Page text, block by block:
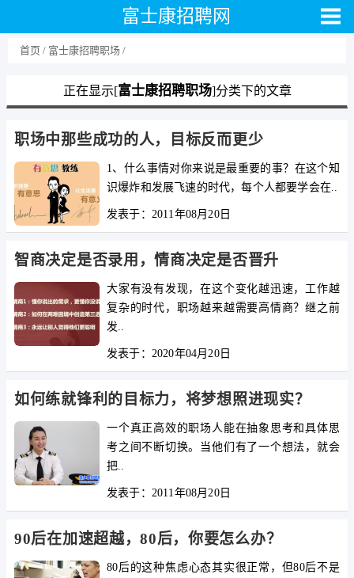
富士康招聘网
首页 富士康招聘职场
正在显示[富士康招聘职场]分类下的文章
职场中那些成功的人，目标反而更少
1、什么事情对你来说是最重要的事？在这个知
识爆炸和发展飞速的时代，每个人都要学会在..
发表于：2011年08月20日
智商决定是否录用，情商决定是否晋升
大家有没有发现，在这个变化越迅速，工作越
复杂的时代，职场越来越需要高情商？继之前
发..
发表于：2020年04月20日
如何练就锋利的目标力，将梦想照进现实？
一个真正高效的职场人能在抽象思考和具体思
考之间不断切换。当他们有了一个想法，就会
把..
发表于：2011年08月20日
90后在加速超越，80后，你要怎么办？
80后的这种焦虑心态其实很正常，但80后不是